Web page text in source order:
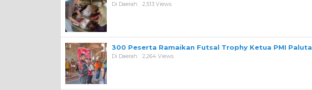
Di Daerah 2,513 Views
300 Peserta Ramaikan Futsal Trophy Ketua PMI Paluta
Di Daerah 2,264 Views